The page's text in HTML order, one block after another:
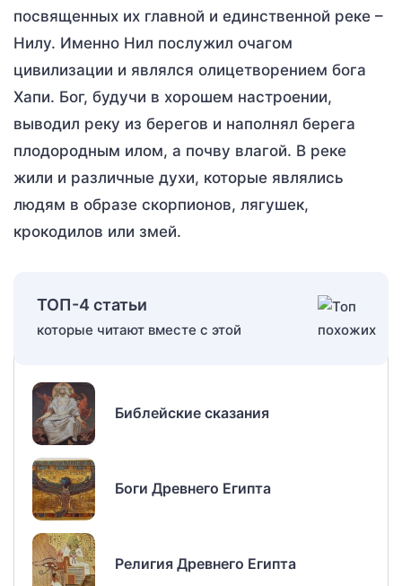
посвященных их главной и единственной реке –
Нилу. Именно Нил послужил очагом
цивилизации и являлся олицетворением бога
Хапи. Бог, будучи в хорошем настроении,
выводил реку из берегов и наполнял берега
плодородным илом, а почву влагой. В реке
жили и различные духи, которые являлись
людям в образе скорпионов, лягушек,
крокодилов или змей.
ТОП-4 статьи
которые читают вместе с этой
Библейские сказания
Боги Древнего Египта
Религия Древнего Египта